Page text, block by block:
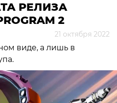
РЕЛИЗА
2
21 октября 2022
виде, а лишь в